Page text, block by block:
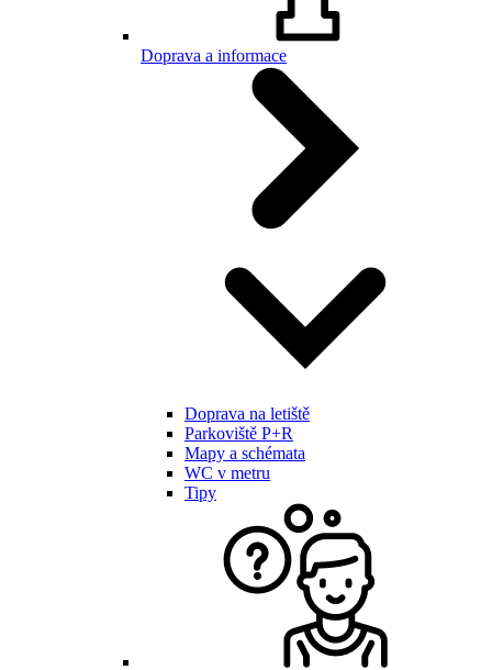
Doprava a informace
Doprava na letiště
Parkoviště P+R
Mapy a schémata
WC v metru
Tipy